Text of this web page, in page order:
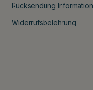
Rücksendung Information
Widerrufsbelehrung